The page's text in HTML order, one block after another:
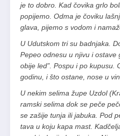
je to dobro. Kad čovika grlo
popijemo. Odma je čoviku
glava, pijemo s vodom i
U Udutskom tri su badnjaka.
Pepeo odnesu u njivu i ostave
obije led”. Pospu i po kupusu.
godinu, i što ostane, nose u
U nekim selima župe Uzdol
ramski selima dok se peče
se zašije tunja ili jabuka. Pod
tava u koju kapa mast.